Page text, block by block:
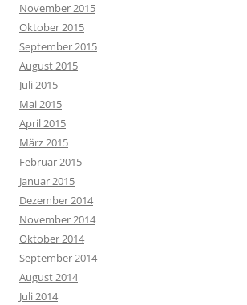
November 2015
Oktober 2015
September 2015
August 2015
Juli 2015
Mai 2015
April 2015
März 2015
Februar 2015
Januar 2015
Dezember 2014
November 2014
Oktober 2014
September 2014
August 2014
Juli 2014